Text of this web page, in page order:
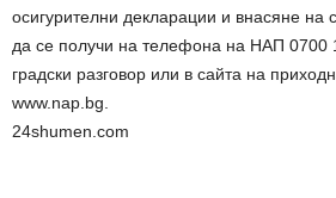
осигурителни декларации и внасяне
да се получи на телефона на НАП 0700
градски разговор или в сайта на
www.nap.bg.
24shumen.com